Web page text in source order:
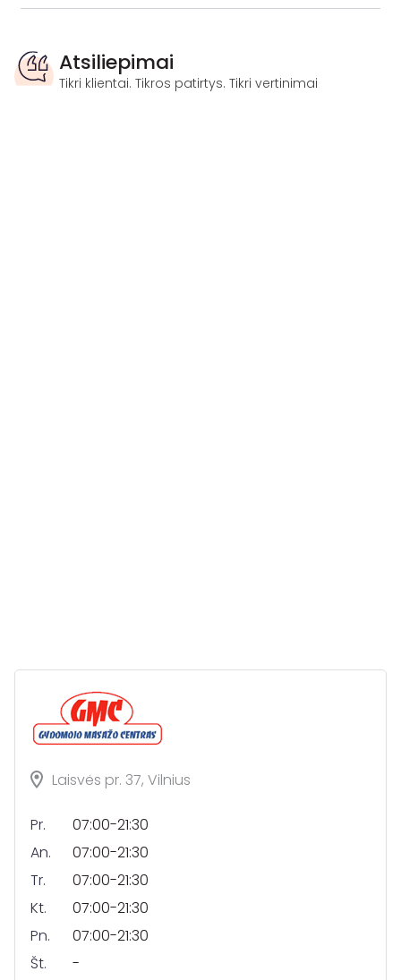
Atsiliepimai
Tikri klientai. Tikros patirtys. Tikri vertinimai
Laisvės pr. 37, Vilnius
Pr.
07:00-21:30
An.
07:00-21:30
Tr.
07:00-21:30
Kt.
07:00-21:30
Pn.
07:00-21:30
Št.
-